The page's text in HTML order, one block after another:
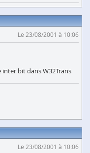
Le 23/08/2001 à 10:06
inter bit dans W32Trans
Le 23/08/2001 à 10:06